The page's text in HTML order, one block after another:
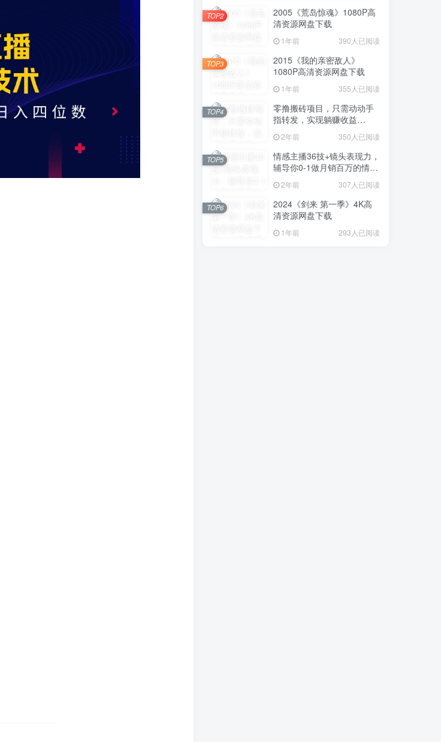
2005《荒岛惊魂》1080P高
清资源网盘下载
1年前 390人已阅读
TOP2
2015《我的亲密敌人》
1080P高清资源网盘下载
1年前 355人已阅读
TOP3
零撸搬砖项目，只需动动手
指转发，实现躺赚收益
2年前 350人已阅读
TOP4
情感主播36技+镜头表现力，
辅导你0-1做月销百万的情感
2年前 307人已阅读
TOP5
2024《剑来 第一季》4K高
清资源网盘下载
1年前 293人已阅读
TOP6